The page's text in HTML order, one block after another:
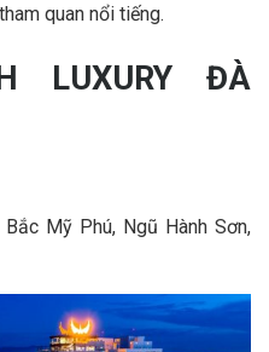
quan nổi tiếng.
LUXURY ĐÀ
Mỹ Phú, Ngũ Hành Sơn,